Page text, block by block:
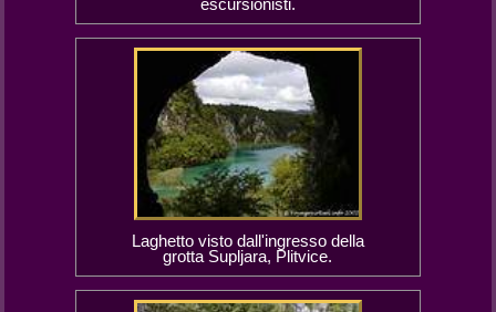
escursionisti.
Laghetto visto dall'ingresso della
grotta Supljara, Plitvice.